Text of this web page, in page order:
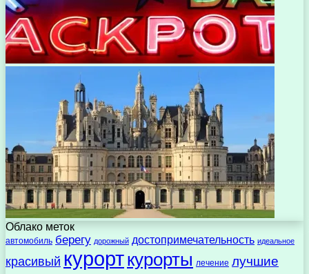
Облако меток
автомобиль берегу дорожный достопримечательность идеальное
красивый курорткурорты лечение лучшие